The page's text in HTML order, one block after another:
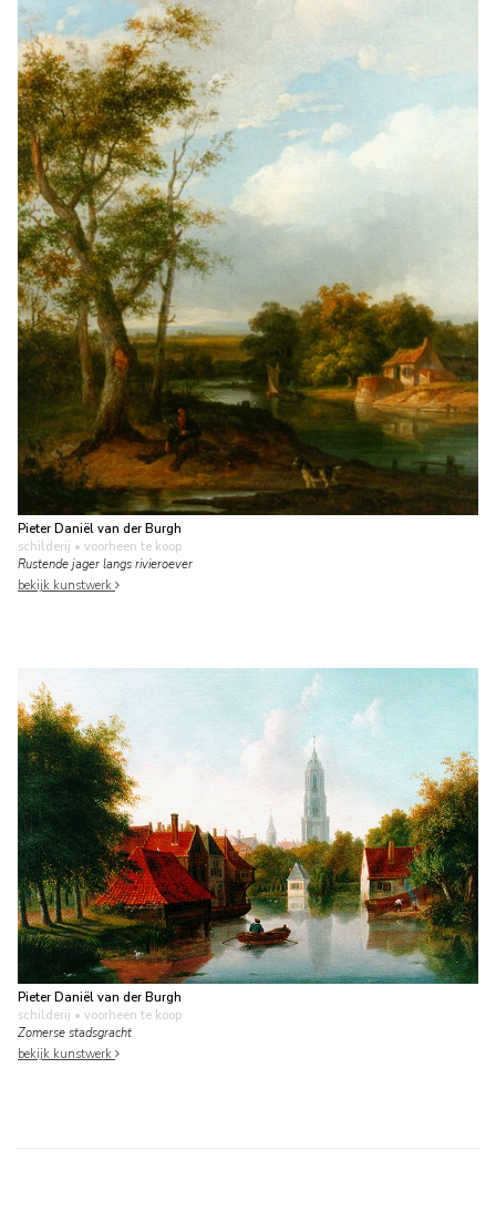
Pieter Daniël van der Burgh
schilderij • voorheen te koop
Rustende jager langs rivieroever
bekijk kunstwerk
Pieter Daniël van der Burgh
schilderij • voorheen te koop
Zomerse stadsgracht
bekijk kunstwerk